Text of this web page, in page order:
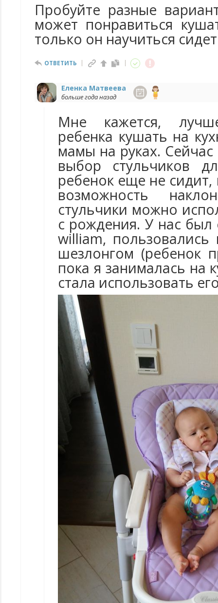
Пробуйте разные
может понравиться
только он научиться
ОТВЕТИТЬ
Еленка Матвеева
больше года назад
Мне кажется,
ребенка кушать на
мамы на руках.
выбор стульчиков
ребенок еще не
возможность
стульчики можно
с рождения. У нас был
william,
шезлонгом (ребенок
пока я занималась на
стала использовать